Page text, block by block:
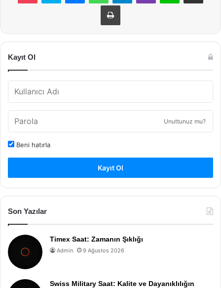
Yazdır
Kayıt Ol
Unuttunuz mu?
Beni hatırla
Kayıt Ol
Son Yazılar
Timex Saat: Zamanın Şıklığı
Admin 9 Ağustos 2026
Swiss Military Saat: Kalite ve Dayanıklılığın